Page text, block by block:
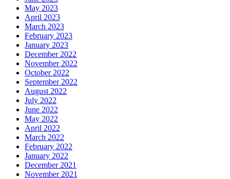
May 2023
April 2023
March 2023
February 2023
January 2023
December 2022
November 2022
October 2022
September 2022
August 2022
July 2022
June 2022
May 2022
April 2022
March 2022
February 2022
January 2022
December 2021
November 2021